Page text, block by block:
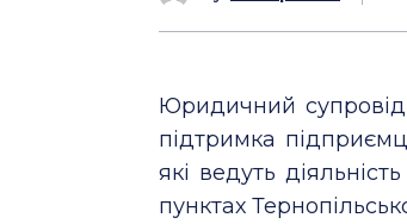
Юридичний
підтримка
які ведуть
пунктах